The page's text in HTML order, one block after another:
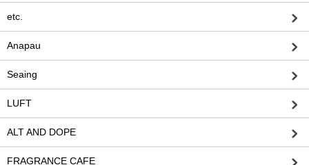
etc.
Anapau
Seaing
LUFT
ALT AND DOPE
FRAGRANCE CAFE